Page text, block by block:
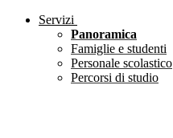
Servizi
Panoramica
Famiglie e studenti
Personale scolastico
Percorsi di studio